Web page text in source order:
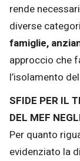
rende
diverse
famiglie,
approccio che
l’isolamento
SFIDE PER IL
DEL MEF
Per quanto
evidenziato la